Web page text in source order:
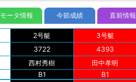
モータ情報 今節成績 直前情報
2号艇 3号艇
3722 4393
西村秀樹 田中孝明
B1 B1